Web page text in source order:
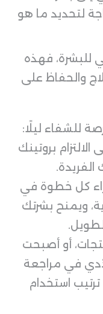
لتحديد ما هو
للبشرة، فهذه
والحفاظ على
للشفاء ليلًا:
بروتينك
الفريدة.
كل خطوة في
ويمنح بشرتك
أو أصبحت
في مراجعة
استخدام